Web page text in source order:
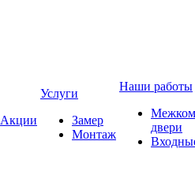
Акции
Услуги
Замер
Монтаж
Наши работы
двери